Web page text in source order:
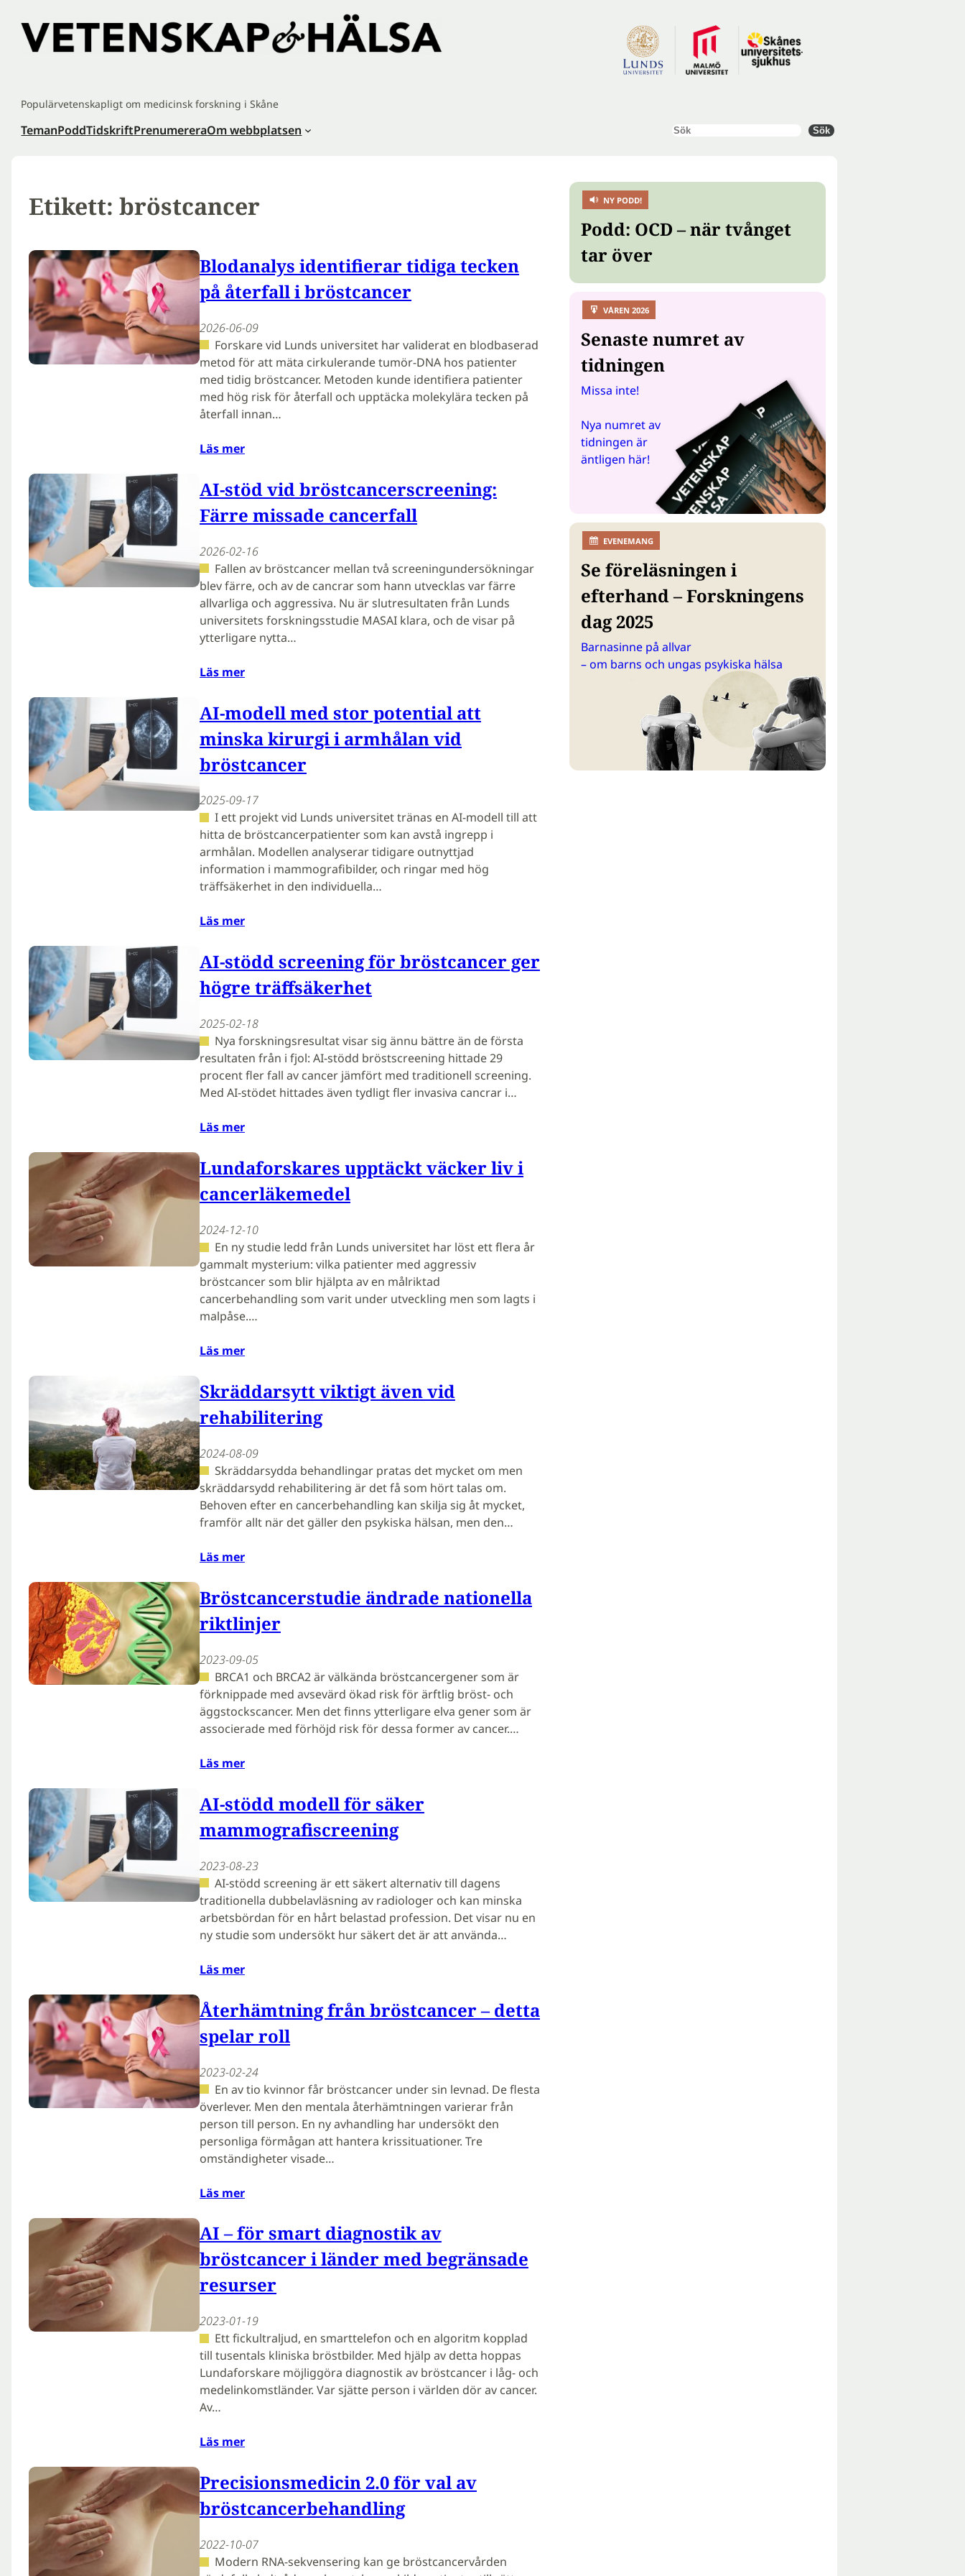
innehåll
Populärvetenskapligt om medicinsk forskning i Skåne
TemanPoddTidskriftPrenumereraOm webbplatsen Sök Sök
Etikett: bröstcancer
Blodanalys identifierar tidiga tecken
på återfall i bröstcancer
2026-06-09
Forskare vid Lunds universitet har validerat en blodbaserad
metod för att mäta cirkulerande tumör-DNA hos patienter
med tidig bröstcancer. Metoden kunde identifiera patienter
med hög risk för återfall och upptäcka molekylära tecken på
återfall innan…
Läs mer
AI-stöd vid bröstcancerscreening:
Färre missade cancerfall
2026-02-16
Fallen av bröstcancer mellan två screeningundersökningar
blev färre, och av de cancrar som hann utvecklas var färre
allvarliga och aggressiva. Nu är slutresultaten från Lunds
universitets forskningsstudie MASAI klara, och de visar på
ytterligare nytta…
Läs mer
AI-modell med stor potential att
minska kirurgi i armhålan vid
bröstcancer
2025-09-17
I ett projekt vid Lunds universitet tränas en AI-modell till att
hitta de bröstcancerpatienter som kan avstå ingrepp i
armhålan. Modellen analyserar tidigare outnyttjad
information i mammografibilder, och ringar med hög
träffsäkerhet in den individuella…
Läs mer
AI-stödd screening för bröstcancer ger
högre träffsäkerhet
2025-02-18
Nya forskningsresultat visar sig ännu bättre än de första
resultaten från i fjol: AI-stödd bröstscreening hittade 29
procent fler fall av cancer jämfört med traditionell screening.
Med AI-stödet hittades även tydligt fler invasiva cancrar i…
Läs mer
Lundaforskares upptäckt väcker liv i
cancerläkemedel
2024-12-10
En ny studie ledd från Lunds universitet har löst ett flera år
gammalt mysterium: vilka patienter med aggressiv
bröstcancer som blir hjälpta av en målriktad
cancerbehandling som varit under utveckling men som lagts i
malpåse.…
Läs mer
Skräddarsytt viktigt även vid
rehabilitering
2024-08-09
Skräddarsydda behandlingar pratas det mycket om men
skräddarsydd rehabilitering är det få som hört talas om.
Behoven efter en cancerbehandling kan skilja sig åt mycket,
framför allt när det gäller den psykiska hälsan, men den…
Läs mer
Bröstcancerstudie ändrade nationella
riktlinjer
2023-09-05
BRCA1 och BRCA2 är välkända bröstcancergener som är
förknippade med avsevärd ökad risk för ärftlig bröst- och
äggstockscancer. Men det finns ytterligare elva gener som är
associerade med förhöjd risk för dessa former av cancer.…
Läs mer
AI-stödd modell för säker
mammografiscreening
2023-08-23
AI-stödd screening är ett säkert alternativ till dagens
traditionella dubbelavläsning av radiologer och kan minska
arbetsbördan för en hårt belastad profession. Det visar nu en
ny studie som undersökt hur säkert det är att använda…
Läs mer
Återhämtning från bröstcancer – detta
spelar roll
2023-02-24
En av tio kvinnor får bröstcancer under sin levnad. De flesta
överlever. Men den mentala återhämtningen varierar från
person till person. En ny avhandling har undersökt den
personliga förmågan att hantera krissituationer. Tre
omständigheter visade…
Läs mer
AI – för smart diagnostik av
bröstcancer i länder med begränsade
resurser
2023-01-19
Ett fickultraljud, en smarttelefon och en algoritm kopplad
till tusentals kliniska bröstbilder. Med hjälp av detta hoppas
Lundaforskare möjliggöra diagnostik av bröstcancer i låg- och
medelinkomstländer. Var sjätte person i världen dör av cancer.
Av…
Läs mer
Precisionsmedicin 2.0 för val av
bröstcancerbehandling
2022-10-07
Modern RNA-sekvensering kan ge bröstcancervården
NY PODD!
Podd: OCD – när tvånget
tar över
VÅREN 2026
Senaste numret av
tidningen
Missa inte!
Nya numret av
tidningen är
äntligen här!
EVENEMANG
Se föreläsningen i
efterhand – Forskningens
dag 2025
Barnasinne på allvar
– om barns och ungas psykiska hälsa